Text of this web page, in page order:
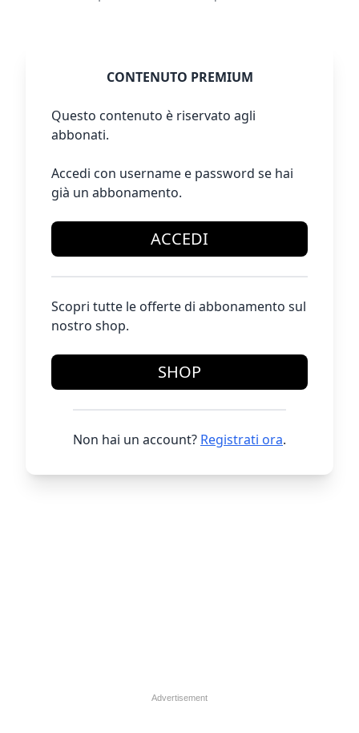
CONTENUTO PREMIUM
Questo contenuto è riservato agli
abbonati.
Accedi con username e password se hai
già un abbonamento.
ACCEDI
Scopri tutte le offerte di abbonamento sul
nostro shop.
SHOP
Non hai un account? Registrati ora.